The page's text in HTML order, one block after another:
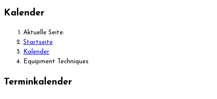
Kalender
Aktuelle Seite:
Startseite
Kalender
Equipment Techniques
Terminkalender